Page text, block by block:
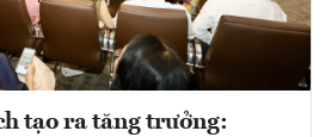
tạo ra tăng trưởng: